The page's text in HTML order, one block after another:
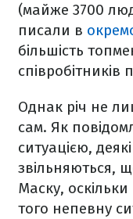
(майже 3700
писали в
більшість
співробітників
Однак річ не
сам. Як
ситуацією,
звільняються,
Маску,
того непевну